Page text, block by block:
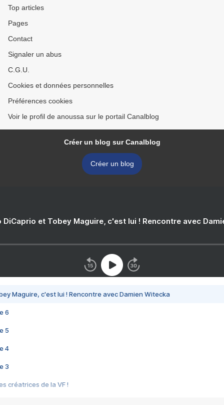
Top articles
Pages
Contact
Signaler un abus
C.G.U.
Cookies et données personnelles
Préférences cookies
Voir le profil de anoussa sur le portail Canalblog
Créer un blog sur Canalblog
Créer un blog
DiCaprio et Tobey Maguire, c'est lui ! Rencontre avec
Maguire, c'est lui ! Rencontre avec Damien Witecka
6
5
4
3
créatrices de la VF !